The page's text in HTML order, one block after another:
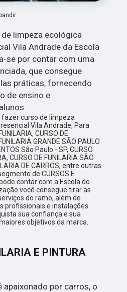
limpeza ecológica
Vila Andrade da Escola
se por contar com uma
que consegue
práticas, fornecendo
de ensino e
fazer curso de limpeza
Vila Andrade, Para
CURSO DE
GRANDE SÃO PAULO
São Paulo - SP, CURSO
CURSO DE FUNILARIA SÃO
DE CARROS, entre outras
de CURSOS E
contar com a Escola do
você consegue tirar as
do ramo, além de
profissionais e instalações.
sua confiança e sua
objetivos da marca.
E PINTURA
apaixonado por carros, o